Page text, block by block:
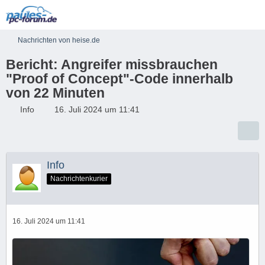
Nachrichten von heise.de
Bericht: Angreifer missbrauchen
"Proof of Concept"-Code innerhalb
von 22 Minuten
Info 16. Juli 2024 um 11:41
Info
Nachrichtenkurier
16. Juli 2024 um 11:41